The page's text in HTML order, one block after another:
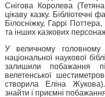
Снігова Королева
цікаву казку. Бібліотечні
Білосніжку, Гаррі
та інших казкових
У величному головному
національної наукової
залишили побажання
велетенської
створила Еліна
знайти і приємні побажання